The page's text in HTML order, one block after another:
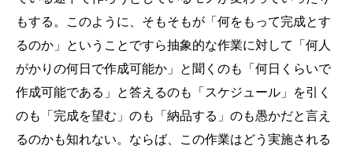
もする。このように、そもそもが「何をもって完成とす
るのか」ということですら抽象的な作業に対して「何人
がかりの何日で作成可能か」と聞くのも「何日くらいで
作成可能である」と答えるのも「スケジュール」を引く
のも「完成を望む」のも「納品する」のも愚かだと言え
るのかも知れない。ならば、この作業はどう実施される